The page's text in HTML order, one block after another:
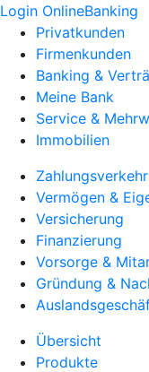
Login OnlineBanking
Privatkunden
Firmenkunden
Banking &
Meine Bank
Service &
Immobilien
Zahlungsverkehr
Vermögen &
Versicherung
Finanzierung
Vorsorge &
Gründung &
Übersicht
Produkte